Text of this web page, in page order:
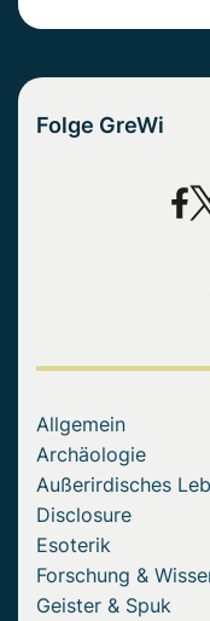
Folge GreWi
Allgemein
Archäologie
Außerirdisches
Disclosure
Esoterik
Forschung &
Geister & Spuk